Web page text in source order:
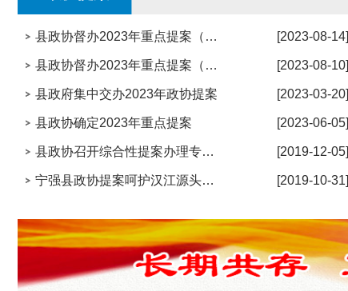
[2023-08-14]
县政协督办2023年重点提案（NO7.关于加强我县基层中医药服务能力建设的建议）
[2023-08-10]
县政协督办2023年重点提案（NO37.关于发挥社会力量参与养老事业的建议）
[2023-03-20]
县政府集中交办2023年政协提案
[2023-06-05]
县政协确定2023年重点提案
[2019-12-05]
县政协召开综合性提案办理专场协商会
[2019-10-31]
宁强县政协提案呵护汉江源头碧水流